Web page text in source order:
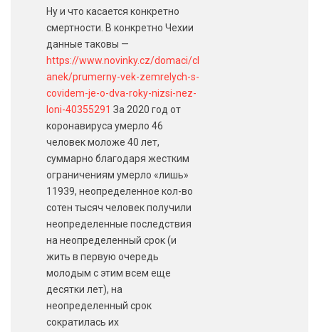
Ну и что касается конкретно
смертности. В конкретно Чехии
данные таковы —
https://www.novinky.cz/domaci/cl
anek/prumerny-vek-zemrelych-s-
covidem-je-o-dva-roky-nizsi-nez-
loni-40355291 За 2020 год от
коронавируса умерло 46
человек моложе 40 лет,
суммарно благодаря жестким
ограничениям умерло «лишь»
11939, неопределенное кол-во
сотен тысяч человек получили
неопределенные последствия
на неопределенный срок (и
жить в первую очередь
молодым с этим всем еще
десятки лет), на
неопределенный срок
сократилась их